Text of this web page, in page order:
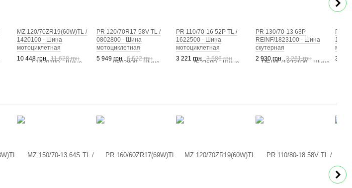
MZ 120/70ZR19(60W)TL /
1420100 - Шина
мотоциклетная
10 448 грн
11 628 грн
PR 120/70R17 58V TL /
0802800 - Шина
мотоциклетная
5 949 грн
6 622 грн
PR 110/70-16 52P TL /
1622500 - Шина
мотоциклетная
3 221 грн
3 586 грн
PR 130/70-13 63P
REINF/1823100 - Шина
скутерная
2 930 грн
3 261 грн
PR
3 892